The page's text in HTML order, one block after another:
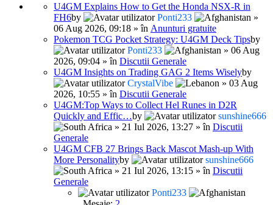
U4GM Explains How to Get the Honda NSX-R in
FH6by Ponti233
»
06 Aug 2026, 09:18 » în Anunturi gratuite
Pokemon TCG Pocket Strategy: U4GM Deck Tipsby
Ponti233
» 06 Aug
2026, 09:04 » în Discutii Generale
U4GM Insights on Trading GAG 2 Items Wiselyby
CrystalVibe
» 03 Aug
2026, 10:55 » în Discutii Generale
U4GM:Top Ways to Collect Hel Runes in D2R
Quickly and Effic…by
sunshine666
» 21 Iul 2026, 13:27 » în Discutii
Generale
U4GM CFB 27 Brings Back Mascot Mash-up With
More Personalityby
sunshine666
» 21 Iul 2026, 13:15 » în Discutii
Generale
Ponti233